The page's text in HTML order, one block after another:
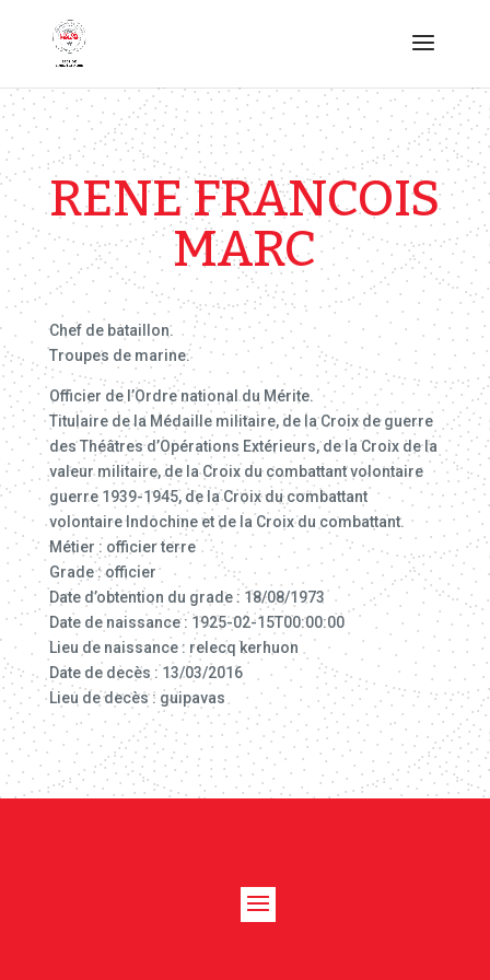
RENE FRANCOIS
MARC
Chef de bataillon.
Troupes de marine.
Officier de l’Ordre national du Mérite.
Titulaire de la Médaille militaire, de la Croix de guerre
des Théâtres d’Opérations Extérieurs, de la Croix de la
valeur militaire, de la Croix du combattant volontaire
guerre 1939-1945, de la Croix du combattant
volontaire Indochine et de la Croix du combattant.
Métier : officier terre
Grade : officier
Date d’obtention du grade : 18/08/1973
Date de naissance : 1925-02-15T00:00:00
Lieu de naissance : relecq kerhuon
Date de decès : 13/03/2016
Lieu de decès : guipavas